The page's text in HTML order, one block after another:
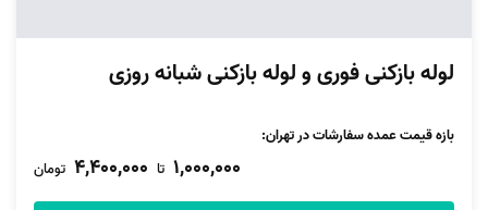
لوله بازکنی فوری و لوله بازکنی شبانه روزی
بازه قیمت عمده سفارشات در تهران:
1,000,000 تا 4,400,000 تومان